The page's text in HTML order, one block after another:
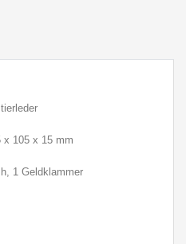
x 105 x 15 mm
1 Geldklammer